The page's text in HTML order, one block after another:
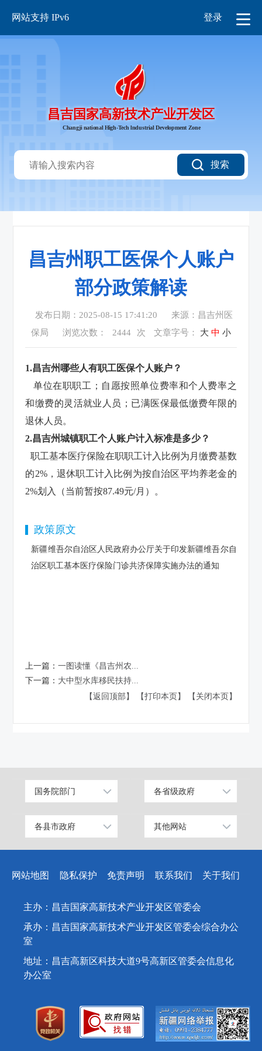
网站支持 IPv6 登录
昌吉国家高新技术产业开发区
Changji national High-Tech lndustrial Development Zone
搜索
昌吉州职工医保个人账户
部分政策解读
发布日期：2025-08-15 17:41:20
来源：昌吉州医
保局
浏览次数： 2444 次 文章字号： 大 中 小
1.昌吉州哪些人有职工医保个人账户？
单位在职职工；自愿按照单位费率和个人费率之
和缴费的灵活就业人员；已满医保最低缴费年限的
退休人员。
2.昌吉州城镇职工个人账户计入标准是多少？
职工基本医疗保险在职职工计入比例为月缴费基数
的2%，退休职工计入比例为按自治区平均养老金的
2%划入（当前暂按87.49元/月）。
政策原文
新疆维吾尔自治区人民政府办公厅关于印发新疆维吾尔自
治区职工基本医疗保险门诊共济保障实施办法的通知
上一篇：一图读懂《昌吉州农...
下一篇： 大中型水库移民扶持...
【返回顶部】
【打印本页】 【关闭本页】
国务院部门
公安部
工业和信息化部
科学技术部
国家发展和改革委员会
国防部
外交部
民政部
司法部
财政部
自然资源部
生态环境部
各省级政府
北京
上海
广东
江苏
福建
湖北
各县市政府
昌吉市
玛纳斯县
奇台县
木垒哈萨克自治县
新疆昌吉国家农高区
其他网站
中国昌吉网
网上信访大厅
网站地图 隐私保护 免责声明 联系我们 关于我们
主办：昌吉国家高新技术产业开发区管委会
承办：昌吉国家高新技术产业开发区管委会综合办公
室
地址：昌吉高新区科技大道9号高新区管委会信息化
办公室